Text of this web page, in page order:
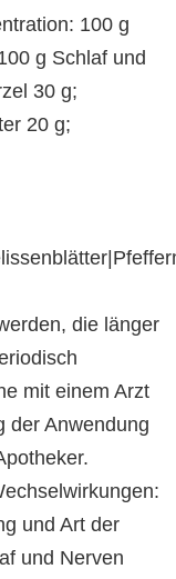
100 g
g Schlaf und
30 g;
20 g;
die länger
mit einem Arzt
der Anwendung
und Art der
und Nerven